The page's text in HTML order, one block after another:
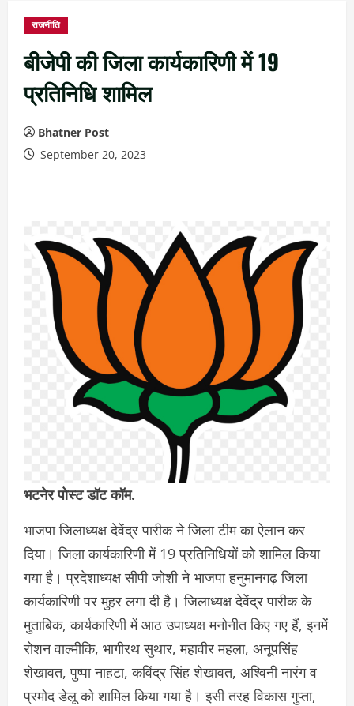
राजनीति
बीजेपी की जिला कार्यकारिणी में 19
प्रतिनिधि शामिल
Bhatner Post
September 20, 2023
भटनेर पोस्ट डॉट कॉम.
भाजपा जिलाध्यक्ष देवेंद्र पारीक ने जिला टीम का ऐलान कर
दिया। जिला कार्यकारिणी में 19 प्रतिनिधियों को शामिल किया
गया है। प्रदेशाध्यक्ष सीपी जोशी ने भाजपा हनुमानगढ़ जिला
कार्यकारिणी पर मुहर लगा दी है। जिलाध्यक्ष देवेंद्र पारीक के
मुताबिक, कार्यकारिणी में आठ उपाध्यक्ष मनोनीत किए गए हैं, इनमें
रोशन वाल्मीकि, भागीरथ सुथार, महावीर महला, अनूपसिंह
शेखावत, पुष्पा नाहटा, कविंद्र सिंह शेखावत, अश्विनी नारंग व
प्रमोद डेलू को शामिल किया गया है। इसी तरह विकास गुप्ता,